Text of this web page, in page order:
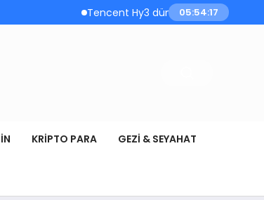
Tencent Hy3 dünya genelinde kullanıma
05:54:18
KRIPTO PARA GEZI & SEYAHAT